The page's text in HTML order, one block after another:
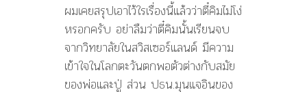
ผมเคยสรุปเอาไว้ใรเรื่องนี้แล้วว่าตี๋คิมไม่โง่
หรอกครับ อย่าลืมว่าตี๋คิมนั้นเรียนจบ
จากวิทยาลัยในสวิสเซอร์แลนด์ มีความ
เข้าใจในโลกตะวันตกพอตัวต่างกับสมัย
ของพ่อและปู่ ส่วน ปธน.มุนแจอินของ